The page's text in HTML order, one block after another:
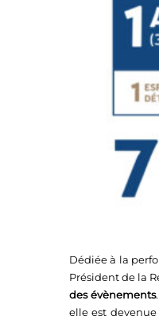
Dédiée à la
Président de la
des évènements
elle est